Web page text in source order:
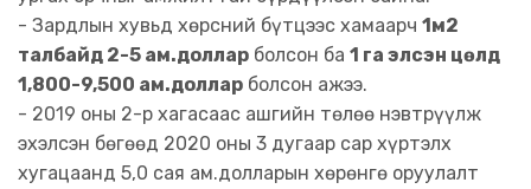
- Зардлын хувьд хөрсний бүтцээс хамаарч 1м2
талбайд 2-5 ам.доллар болсон ба 1 га элсэн цөлд
1,800-9,500 ам.доллар болсон ажээ.
- 2019 оны 2-р хагасаас ашгийн төлөө нэвтрүүлж
эхэлсэн бөгөөд 2020 оны 3 дугаар сар хүртэлх
хугацаанд 5,0 сая ам.долларын хөрөнгө оруулалт